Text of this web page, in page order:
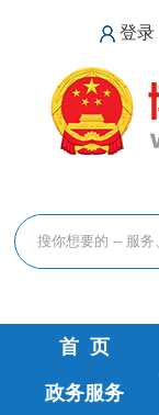
登录
首 页
政务服务